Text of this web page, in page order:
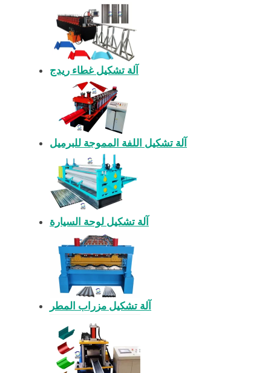
آلة تشكيل غطاء ريدج
آلة تشكيل اللفة المموجة للبرميل
آلة تشكيل لوحة السيارة
آلة تشكيل مزراب المطر